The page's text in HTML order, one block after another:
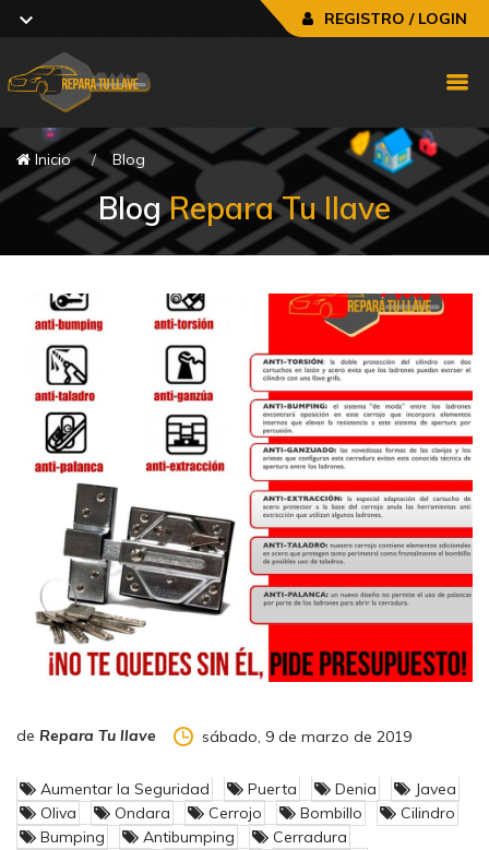
REGISTRO / LOGIN
Inicio Blog
BlogRepara Tu llave
de Repara Tu llave sábado, 9 de marzo de 2019
Aumentar la Seguridad Puerta Denia
Javea
Oliva
Ondara Cerrojo Bombillo
Cilindro
Bumping
Antibumping
Cerradura